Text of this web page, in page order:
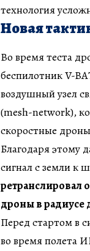
технология
Новая
Во время теста
беспилотник V-
воздушный узел
(mesh-network),
скоростные
Благодаря этому
сигнал с земли к
ретранслировал
дроны в радиусе
Перед стартом в
во время полета